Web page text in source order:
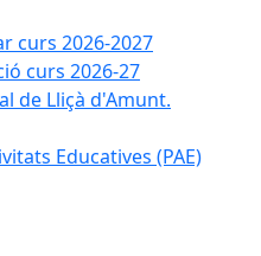
curs 2026-2027
curs 2026-27
de Lliçà d'Amunt.
Educatives (PAE)